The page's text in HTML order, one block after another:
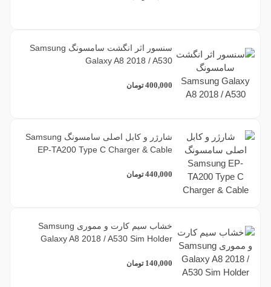
متفرقه 13
سنسور اثر انگشت سامسونگ Samsung
Galaxy A8 2018 / A530
400,000 تومان
شارژر و کابل اصلی سامسونگ Samsung
EP-TA200 Type C Charger & Cable
440,000 تومان
خشاب سیم کارت و مموری Samsung
Galaxy A8 2018 / A530 Sim Holder
140,000 تومان